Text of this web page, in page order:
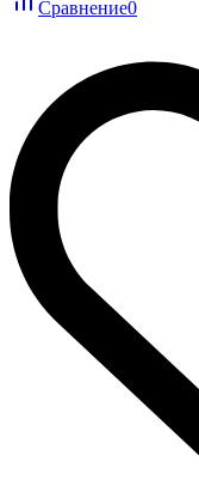
Сравнение0